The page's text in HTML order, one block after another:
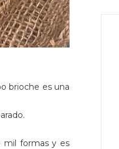
brioche es una
mil formas y es